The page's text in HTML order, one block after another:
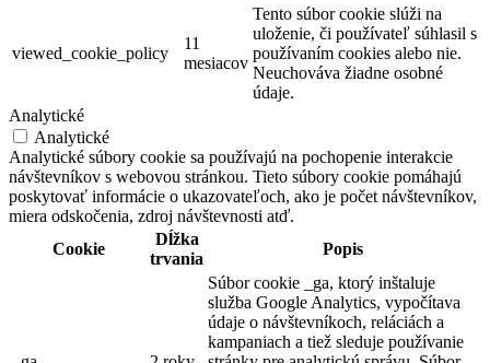
viewed_cookie_policy
11
mesiacov
Tento súbor cookie slúži na
uloženie, či používateľ súhlasil s
používaním cookies alebo nie.
Neuchováva žiadne osobné
údaje.
Analytické
Analytické
Analytické súbory cookie sa používajú na pochopenie interakcie
návštevníkov s webovou stránkou. Tieto súbory cookie pomáhajú
poskytovať informácie o ukazovateľoch, ako je počet návštevníkov,
miera odskočenia, zdroj návštevnosti atď.
Cookie
Dĺžka
trvania
Popis
Súbor cookie _ga, ktorý inštaluje
služba Google Analytics, vypočítava
údaje o návštevníkoch, reláciách a
kampaniach a tiež sleduje používanie